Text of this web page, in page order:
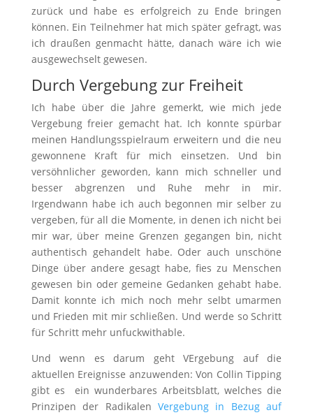
zurück und habe es erfolgreich zu Ende bringen
können. Ein Teilnehmer hat mich später gefragt, was
ich draußen genmacht hätte, danach wäre ich wie
ausgewechselt gewesen.
Durch Vergebung zur Freiheit
Ich habe über die Jahre gemerkt, wie mich jede
Vergebung freier gemacht hat. Ich konnte spürbar
meinen Handlungsspielraum erweitern und die neu
gewonnene Kraft für mich einsetzen. Und bin
versöhnlicher geworden, kann mich schneller und
besser abgrenzen und Ruhe mehr in mir.
Irgendwann habe ich auch begonnen mir selber zu
vergeben, für all die Momente, in denen ich nicht bei
mir war, über meine Grenzen gegangen bin, nicht
authentisch gehandelt habe. Oder auch unschöne
Dinge über andere gesagt habe, fies zu Menschen
gewesen bin oder gemeine Gedanken gehabt habe.
Damit konnte ich mich noch mehr selbt umarmen
und Frieden mit mir schließen. Und werde so Schritt
für Schritt mehr unfuckwithable.
Und wenn es darum geht VErgebung auf die
aktuellen Ereignisse anzuwenden: Von Collin Tipping
gibt es ein wunderbares Arbeitsblatt, welches die
Prinzipen der Radikalen Vergebung in Bezug auf